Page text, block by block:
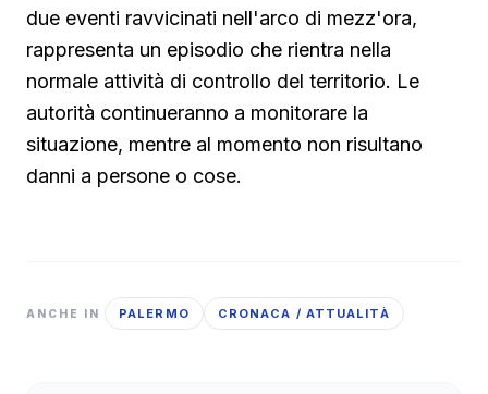
due eventi ravvicinati nell'arco di mezz'ora,
rappresenta un episodio che rientra nella
normale attività di controllo del territorio. Le
autorità continueranno a monitorare la
situazione, mentre al momento non risultano
danni a persone o cose.
ANCHE IN PALERMO CRONACA / ATTUALITÀ